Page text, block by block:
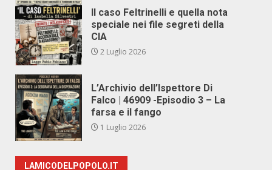
Il caso Feltrinelli e quella nota
speciale nei file segreti della
CIA
2 Luglio 2026
L’Archivio dell’Ispettore Di
Falco | 46909 -Episodio 3 – La
farsa e il fango
1 Luglio 2026
LAMICODELPOPOLO.IT